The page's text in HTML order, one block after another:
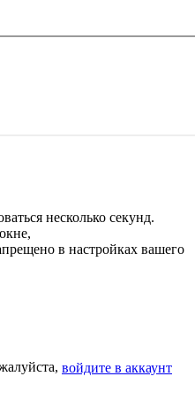
несколько секунд.
в настройках вашего
войдите в аккаунт